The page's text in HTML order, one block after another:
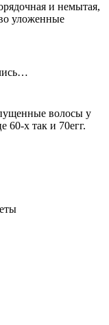
и немытая,
уложенные
волосы у
60-х так и 70егг.